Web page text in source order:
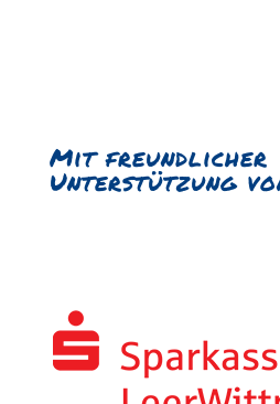
Mit freundlicher
Unterstützung